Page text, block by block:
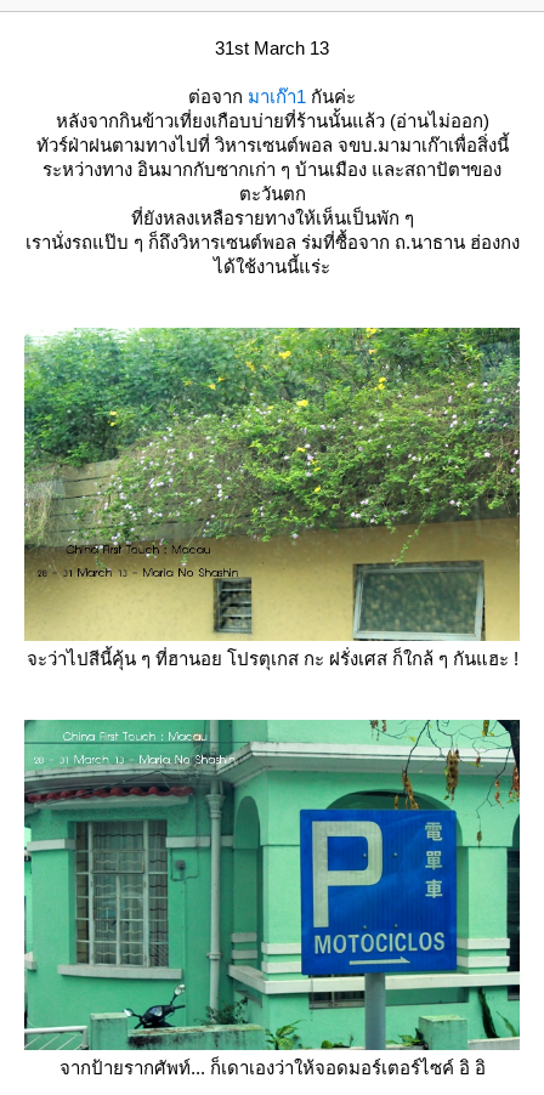
31st March 13
ต่อจาก มาเก๊า1 กันค่ะ
หลังจากกินข้าวเที่ยงเกือบบ่ายที่ร้านนั้นแล้ว (อ่านไม่ออก)
ทัวร์ฝ่าฝนตามทางไปที่ วิหารเซนต์พอล จขบ.มามาเก๊าเพื่อสิ่งนี้
ระหว่างทาง อินมากกับซากเก่า ๆ บ้านเมือง และสถาปัตฯของ
ตะวันตก
ที่ยังหลงเหลือรายทางให้เห็นเป็นพัก ๆ
เรานั่งรถแป๊บ ๆ ก็ถึงวิหารเซนต์พอล ร่มที่ซื้อจาก ถ.นาธาน ฮ่องกง
ได้ใช้งานนี้แร่ะ
จะว่าไปสีนี้คุ้น ๆ ที่ฮานอย โปรตุเกส กะ ฝรั่งเศส ก็ใกล้ ๆ กันแฮะ !
จากป้ายรากศัพท์... ก็เดาเองว่าให้จอดมอร์เตอร์ไซค์ อิ อิ